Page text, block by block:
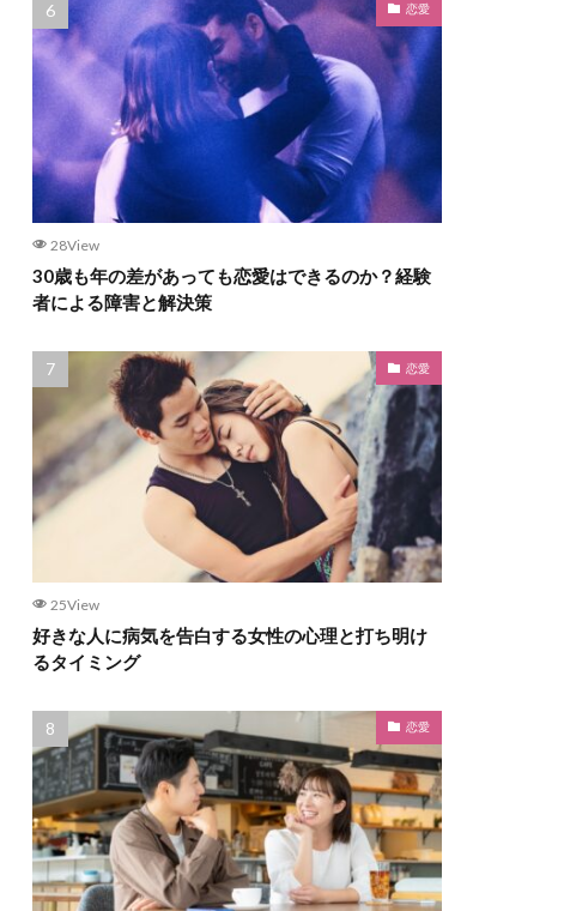
恋愛
28View
30歳も年の差があっても恋愛はできるのか？経験
者による障害と解決策
恋愛
25View
好きな人に病気を告白する女性の心理と打ち明け
るタイミング
恋愛